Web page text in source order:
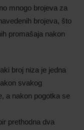
mnogo brojeva za
brojeva, što
promašaja nakon
broj niza je jedna
svakog
a nakon pogotka se
prethodna dva